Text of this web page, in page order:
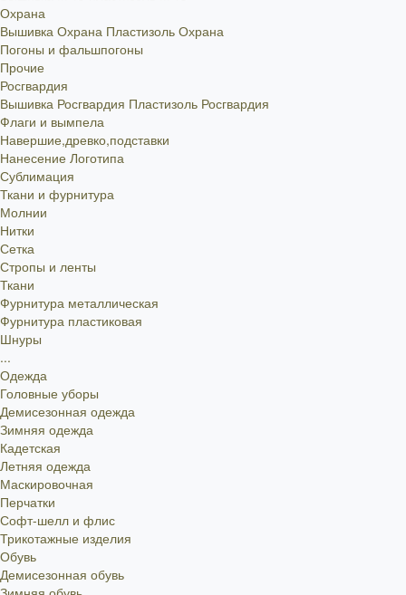
Охрана
Вышивка Охрана Пластизоль Охрана
Погоны и фальшпогоны
Прочие
Росгвардия
Вышивка Росгвардия Пластизоль Росгвардия
Флаги и вымпела
Навершие,древко,подставки
Нанесение Логотипа
Сублимация
Ткани и фурнитура
Молнии
Нитки
Сетка
Стропы и ленты
Ткани
Фурнитура металлическая
Фурнитура пластиковая
Шнуры
...
Одежда
Головные уборы
Демисезонная одежда
Зимняя одежда
Кадетская
Летняя одежда
Маскировочная
Перчатки
Софт-шелл и флис
Трикотажные изделия
Обувь
Демисезонная обувь